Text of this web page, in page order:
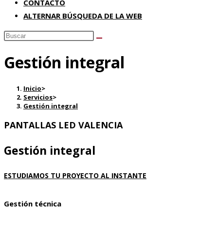
CONTACTO
ALTERNAR BÚSQUEDA DE LA WEB
Gestión integral
Inicio>
Servicios>
Gestión integral
PANTALLAS LED VALENCIA
Gestión integral
ESTUDIAMOS TU PROYECTO AL INSTANTE
Gestión técnica